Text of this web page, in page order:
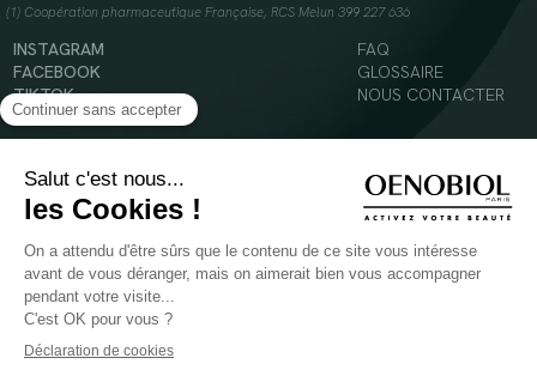
(1) Coopération pharmaceutique Française, RCS Melun 399 227 636
INSTAGRAM
FACEBOOK
TIKTOK
YOUTUBE
FAQ
GLOSSAIRE
NOUS CONTACTER
© 2024 Oenobiol Paris
Mentions légales
Politique en matière de cookies
POUR VOTRE SANTÉ, MANGEZ AU MOINS CINQ FRUITS ET LÉGUMES PAR JOUR -
Les complément alimentaires doivent être utilisés dans le cadre d'un mode de vie sain et
ne pas être utilisés comme substituts d'un régimes alimentaire varié et équilibré.